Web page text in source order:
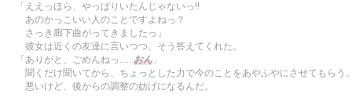
「ええっほら、やっぱりいたんじゃないっ!!
あのかっこいい人のことですよねっ？
さっき廊下曲がってきましたっ」
彼女は近くの友達に言いつつ、そう答えてくれた。
「ありがと、ごめんねっ……おん 」
聞くだけ聞いてから、ちょっとした力で今のことをあやふやにさせてもらう。
悪いけど、後からの調整の妨げになるんだ。